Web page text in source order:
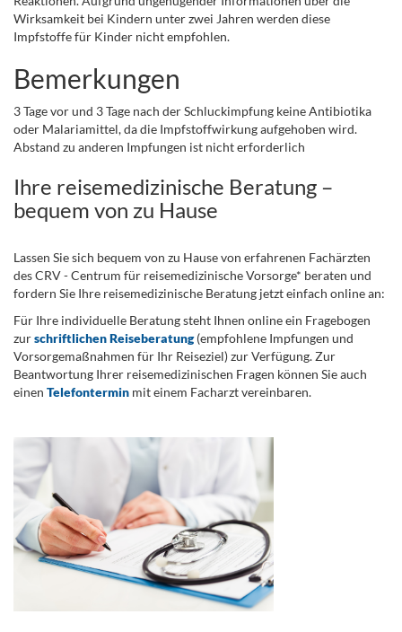
Wirksamkeit bei Kindern unter zwei Jahren werden diese
Impfstoffe für Kinder nicht empfohlen.
Bemerkungen
3 Tage vor und 3 Tage nach der Schluckimpfung keine Antibiotika
oder Malariamittel, da die Impfstoffwirkung aufgehoben wird.
Abstand zu anderen Impfungen ist nicht erforderlich
Ihre reisemedizinische Beratung –
bequem von zu Hause
Lassen Sie sich bequem von zu Hause von erfahrenen Fachärzten
des CRV - Centrum für reisemedizinische Vorsorge* beraten und
fordern Sie Ihre reisemedizinische Beratung jetzt einfach online an:
Für Ihre individuelle Beratung steht Ihnen online ein Fragebogen
zurschriftlichen Reiseberatung(empfohlene Impfungen und
Vorsorgemaßnahmen für Ihr Reiseziel) zur Verfügung. Zur
Beantwortung Ihrer reisemedizinischen Fragen können Sie auch
einen Telefontermin mit einem Facharzt vereinbaren.